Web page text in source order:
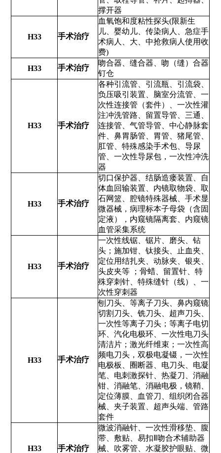
撑开器
H33 手术治疗
血氧饱和度粘性探头(限新生
儿、婴幼儿、传染病人、急症手
术病人、大、中抢救病人使用收
费)
H33
手术治疗
吻合器、缝合器、吻（缝）合器
钉仓
H33 手术治疗
各种引流管、引流瓶、引流袋、
负压吸引装置、脑室分流管、一
次性连接管（套件）、一次性灌
注冲洗管路、留置导管、三通、
连接管、气管导管、中心静脉套
件、鼻胃肠管、胃管、猪尾管、
肛管、特殊感染手术包、导尿
管、一次性导尿包，一次性冲洗
器
H33 手术治疗
切口保护器、结肠造瘘装置、自
体血回输装置、内镜取物袋、取
石网篮、腔镜特殊器械、手术显
微器械，病理标本子母袋（含固
定液），内窥镜隔离套、内窥镜
血管采集系统
H33 手术治疗
一次性线锯、锯片、磨头、钻
头；施加钳、钛接头、止血夹、
定位用结扎夹、动脉夹、银夹、
头皮夹等 ；骨蜡、留置针、特
殊穿刺针、特殊缝针（线）、一
次性穿刺器
H33 手术治疗
刨刀头、等离子刀头、鼻内窥镜
切割刀头、铣刀头、超声刀头、
一次性等离子刀头；等离子电切
环、汽化电极环、一次性电刀头
清洁片；激光纤维束；一次性高
频电刀头，双极电凝镊，一次性
电极板、圈断器、电刀头、电凝
笔、电刺激探针、热凝刀、消融
钳、消融笔、消融电极，镜鞘、
定位薄膜、血管刀、组织闭合器
械、夹子装置、超声头端、管路
套件
H33 手术治疗
微波消融针、一次性滑移垫、腹
带、敷贴、易扣Ⅱ吻合术辅助器
械、吹雾管、水凝胶护眼贴、微